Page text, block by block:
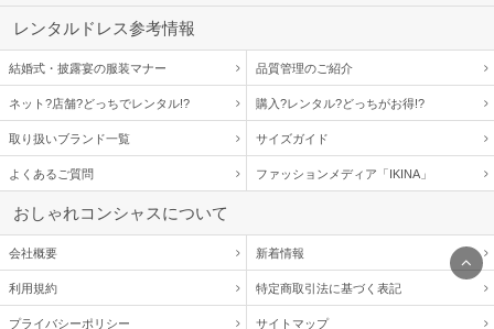
レンタルドレス参考情報
結婚式・披露宴の服装マナー 品質管理のご紹介
ネット?店舗?どっちでレンタル!? 購入?レンタル?どっちがお得!?
取り扱いブランド一覧 サイズガイド
よくあるご質問 ファッションメディア「IKINA」
おしゃれコンシャスについて
会社概要 新着情報
利用規約 特定商取引法に基づく表記
プライバシーポリシー サイトマップ